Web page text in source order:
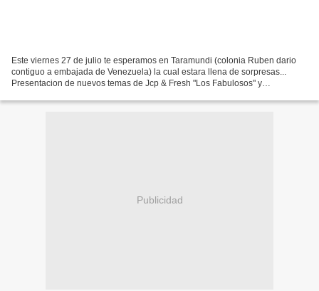
Este viernes 27 de julio te esperamos en Taramundi (colonia Ruben dario
contiguo a embajada de Venezuela) la cual estara llena de sorpresas...
Presentacion de nuevos temas de Jcp & Fresh "Los Fabulosos" y
Publicidad